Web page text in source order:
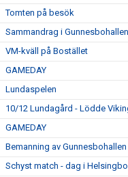
Tomten på besök
Sammandrag i Gunnesbohallen
VM-kväll på Bostället
GAMEDAY
Lundaspelen
10/12 Lundagård - Lödde
GAMEDAY
Bemanning av
Schyst match - dag i